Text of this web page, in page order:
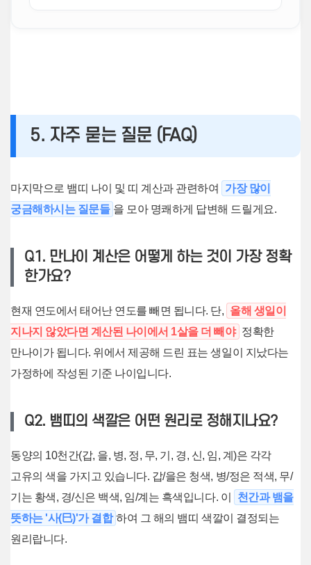
5. 자주 묻는 질문 (FAQ)
마지막으로 뱀띠 나이 및 띠 계산과 관련하여
가장 많이
궁금해하시는 질문들 을 모아 명쾌하게 답변해 드릴게요.
Q1. 만나이 계산은 어떻게 하는 것이 가장 정확
한가요?
현재 연도에서 태어난 연도를 빼면 됩니다. 단, 올해 생일이
지나지 않았다면 계산된 나이에서 1살을 더 빼야 정확한
만나이가 됩니다. 위에서 제공해 드린 표는 생일이 지났다는
가정하에 작성된 기준 나이입니다.
Q2. 뱀띠의 색깔은 어떤 원리로 정해지나요?
동양의 10천간(갑, 을, 병, 정, 무, 기, 경, 신, 임, 계)은 각각
고유의 색을 가지고 있습니다. 갑/을은 청색, 병/정은 적색, 무/
기는 황색, 경/신은 백색, 임/계는 흑색입니다. 이
천간과 뱀을
뜻하는 '사(巳)'가 결합 하여 그 해의 뱀띠 색깔이 결정되는
원리랍니다.